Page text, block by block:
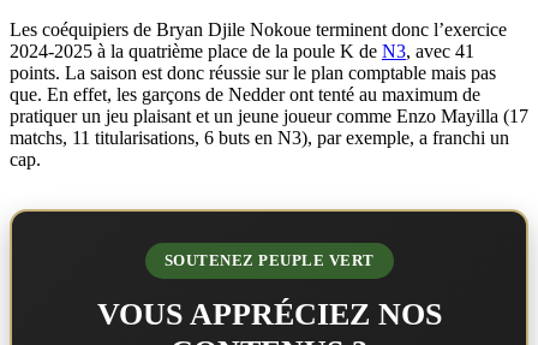
Les coéquipiers de Bryan Djile Nokoue terminent donc l’exercice
2024-2025 à la quatrième place de la poule K de N3, avec 41
points. La saison est donc réussie sur le plan comptable mais pas
que. En effet, les garçons de Nedder ont tenté au maximum de
pratiquer un jeu plaisant et un jeune joueur comme Enzo Mayilla (17
matchs, 11 titularisations, 6 buts en N3), par exemple, a franchi un
cap.
SOUTENEZ PEUPLE VERT
VOUS APPRÉCIEZ NOS